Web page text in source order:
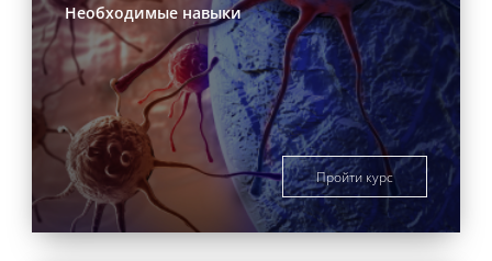
Необходимые навыки
Пройти курс